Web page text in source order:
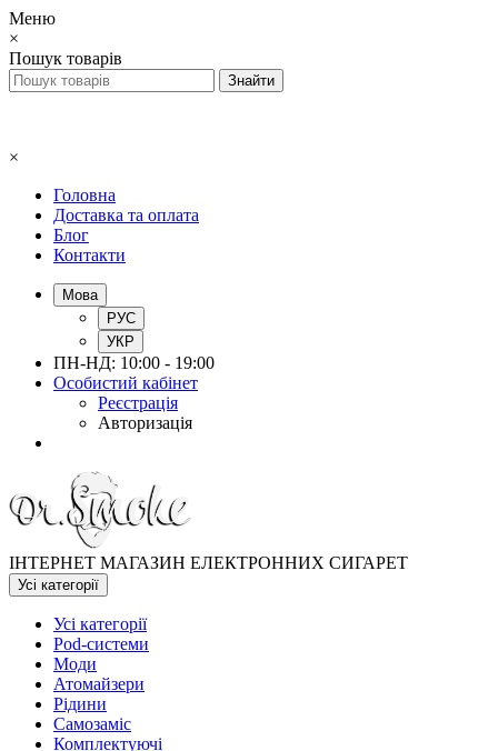
Меню
×
Пошук товарів
×
Головна
Доставка та оплата
Блог
Контакти
Мова
РУС
УКР
ПН-НД: 10:00 - 19:00
Особистий кабінет
Реєстрація
Авторизація
ІНТЕРНЕТ МАГАЗИН ЕЛЕКТРОННИХ СИГАРЕТ
Усі категорії
Усі категорії
Pod-системи
Моди
Атомайзери
Рідини
Самозаміс
Комплектуючі